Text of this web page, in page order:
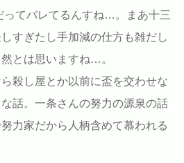
ってバレてるんすね…。まあ十三
すぎたし手加減の仕方も雑だし
とは思いますね…。
殺し屋とか以前に盃を交わせな
話。一条さんの努力の源泉の話
力家だから人柄含めて慕われる